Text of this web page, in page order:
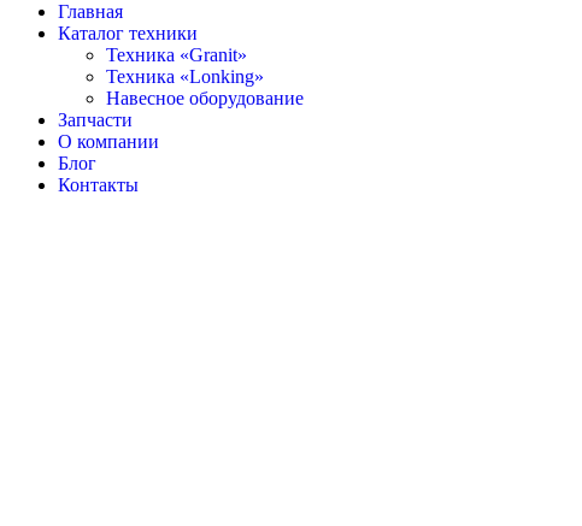
Главная
Каталог техники
Техника «Granit»
Техника «Lonking»
Навесное оборудование
Запчасти
О компании
Блог
Контакты